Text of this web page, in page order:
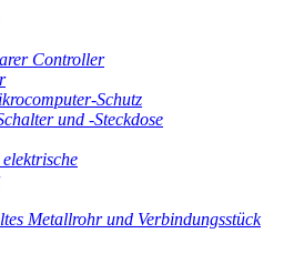
Controller
Schutz
und -Steckdose
Metallrohr und Verbindungsstück